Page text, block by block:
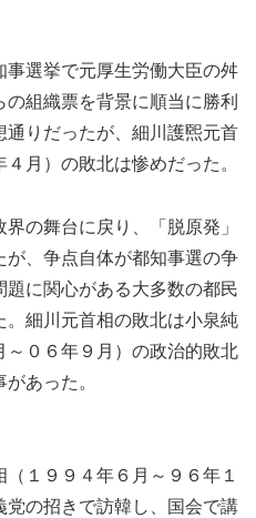
事選挙で元厚生労働大臣の舛
組織票を背景に順当に勝利
通りだったが、細川護煕元首
月）の敗北は惨めだった。
の舞台に戻り、「脱原発」
が、争点自体が都知事選の争
に関心がある大多数の都民
細川元首相の敗北は小泉純
０６年９月）の政治的敗北
あった。
１９９４年６月～９６年１
党の招きで訪韓し、国会で講